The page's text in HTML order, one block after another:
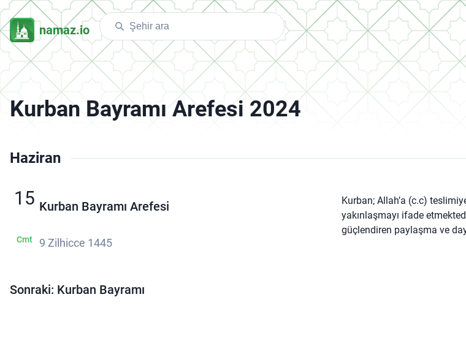
namaz.io
Kurban Bayramı Arefesi 2024
Haziran
15
Cmt
Kurban Bayramı Arefesi
9 Zilhicce 1445
Kurban; Allah’a (c.c)
yakınlaşmayı ifade
güçlendiren paylaşma ve
Sonraki: Kurban Bayramı